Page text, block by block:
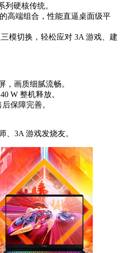
列硬核传统。
高端组合，性能直逼桌面级平
模切换，轻松应对 3A 游戏、建
，画质细腻流畅。
W 整机释放。
保障完善。
、3A 游戏发烧友。